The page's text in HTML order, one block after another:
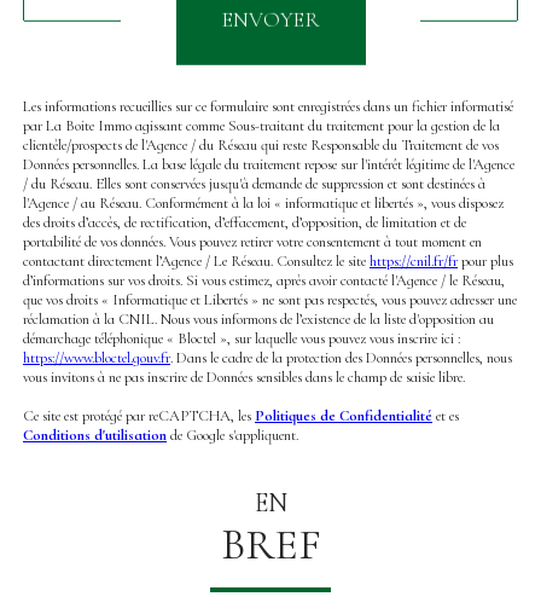
ENVOYER
Les informations recueillies sur ce formulaire sont enregistrées dans un fichier informatisé
par La Boite Immo agissant comme Sous-traitant du traitement pour la gestion de la
clientèle/prospects de l'Agence / du Réseau qui reste Responsable du Traitement de vos
Données personnelles. La base légale du traitement repose sur l'intérêt légitime de l'Agence
/ du Réseau. Elles sont conservées jusqu'à demande de suppression et sont destinées à
l'Agence / au Réseau. Conformément à la loi « informatique et libertés », vous disposez
des droits d’accès, de rectification, d’effacement, d’opposition, de limitation et de
portabilité de vos données. Vous pouvez retirer votre consentement à tout moment en
contactant directement l’Agence / Le Réseau. Consultez le sitehttps://cnil.fr/frpour plus
d’informations sur vos droits. Si vous estimez, après avoir contacté l'Agence / le Réseau,
que vos droits « Informatique et Libertés » ne sont pas respectés, vous pouvez adresser une
réclamation à la CNIL. Nous vous informons de l’existence de la liste d'opposition au
démarchage téléphonique « Bloctel », sur laquelle vous pouvez vous inscrire ici :
https://www.bloctel.gouv.fr. Dans le cadre de la protection des Données personnelles, nous
vous invitons à ne pas inscrire de Données sensibles dans le champ de saisie libre.
Ce site est protégé par reCAPTCHA, les Politiques de Confidentialité et es
Conditions d'utilisationde Google s'appliquent.
EN
BREF